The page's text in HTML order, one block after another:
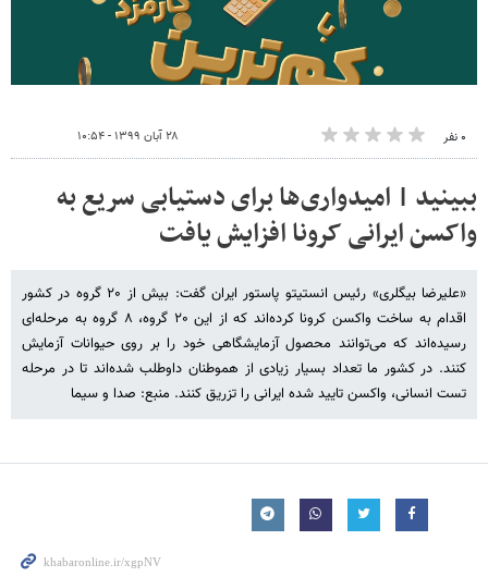
۰ نفر ۲۸ آبان ۱۳۹۹ - ۱۰:۵۴
ببینید | امیدواری‌ها برای دستیابی سریع به
واکسن ایرانی کرونا افزایش یافت
«علیرضا بیگلری» رئیس انستیتو پاستور ایران گفت: بیش از ۲۰ گروه در کشور
اقدام به ساخت واکسن کرونا کرده‌اند که از این ۲۰ گروه، ۸ گروه به مرحله‌ای
رسیده‌اند که می‌توانند محصول آزمایشگاهی خود را بر روی حیوانات آزمایش
کنند. در کشور ما تعداد بسیار زیادی از هموطنان داوطلب شده‌اند تا در مرحله
تست انسانی، واکسن تایید شده ایرانی را تزریق کنند. منبع: صدا و سیما